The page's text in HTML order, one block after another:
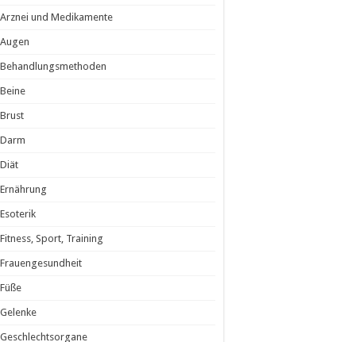
Arznei und Medikamente
Augen
Behandlungsmethoden
Beine
Brust
Darm
Diät
Ernährung
Esoterik
Fitness, Sport, Training
Frauengesundheit
Füße
Gelenke
Geschlechtsorgane